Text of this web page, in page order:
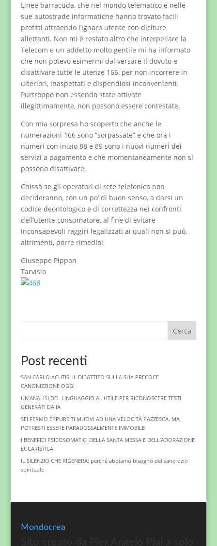
Linee barracuda, che nel mondo telematico e nelle
sue autostrade informatiche hanno trovato facili
profitti attraendo l’ignaro utente con diciture
allettanti. Non mi è restato altro che interpellare la
Telecom e un addetto molto gentile mi ha informato
che non potevo esimermi dal versare il dovuto e
disattivare tutte le utenze 166, per non incorrere in
ulteriori, inaspettati e dispendiosi inconvenienti.
Purtroppo non essendo state attivate
illegittimamente, non possono essere contestate.
Con mia sorpresa ho scoperto che anche le
numerazioni 166 sono “sorpassate” e che ora i
numeri con inizio 88 e 89 sono i nuovi numeri dei
servizi a pagamento e che momentaneamente non si
possono disattivare.
Chissà se gli operatori di rete telefonica non
decideranno, con un po’ di buon senso, a darsi un
codice deontologico e di correttezza nei confronti
dell’utente consumatore, al fine di evitare
inconsapevoli raggiri legalizzati ai quali non si può,
altrimenti, porre rimedio!
Giuseppe Pippan
Tarvisio
Cerca
Post recenti
SAN CARLO ACUTIS: IL DIBATTITO SULLA SUA PRECOCE
CANONIZZIONE OGGI
UN’ANALISI DEL LINGUAGGIO AI. UTILE PER RICONOSCERE TESTI
GENERATI DA IA
SEI FERMO EPPURE TI MUOVI AD UNA VELOCITÀ PAZZESCA. MA
POTRESTI ESSERE PARADOSSALMENTE IMMOBILE
I BENEFICI PSICOSOMATICI DELLA SANTA MESSA E DELL’ADORAZIONE
EUCARISTICA
IL SILENZIO CHE RIGENERA: perché abbiamo bisogno del sano ozio
spirituale
Mondocrea